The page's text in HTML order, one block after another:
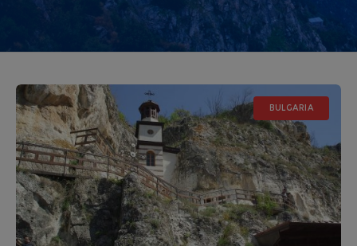
BULGARIA